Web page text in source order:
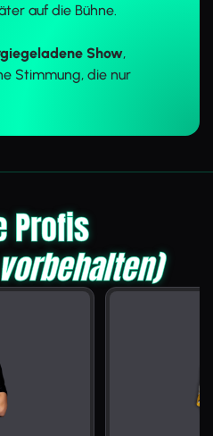
auf die Bühne.
Show,
Stimmung, die nur
Profis